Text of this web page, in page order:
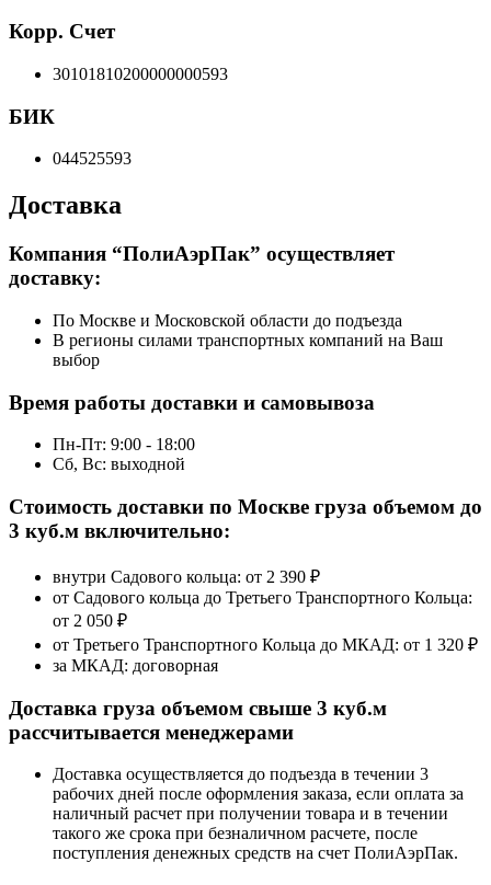
Корр. Счет
30101810200000000593
БИК
044525593
Доставка
Компания “ПолиАэрПак” осуществляет
доставку:
По Москве и Московской области до подъезда
В регионы силами транспортных компаний на Ваш
выбор
Время работы доставки и самовывоза
Пн-Пт: 9:00 - 18:00
Сб, Вс: выходной
Стоимость доставки по Москве груза объемом до
3 куб.м включительно:
внутри Садового кольца: от 2 390 ₽
от Садового кольца до Третьего Транспортного Кольца:
от 2 050 ₽
от Третьего Транспортного Кольца до МКАД: от 1 320 ₽
за МКАД: договорная
Доставка груза объемом свыше 3 куб.м
рассчитывается менеджерами
Доставка осуществляется до подъезда в течении 3
рабочих дней после оформления заказа, если оплата за
наличный расчет при получении товара и в течении
такого же срока при безналичном расчете, после
поступления денежных средств на счет ПолиАэрПак.